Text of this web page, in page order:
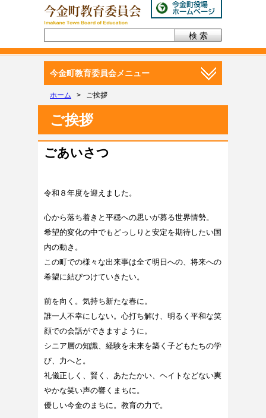
今金町教育委員会メニュー
ホーム > ご挨拶
ご挨拶
ごあいさつ
令和８年度を迎えました。
心から落ち着きと平穏への思いが募る世界情勢。
希望的変化の中でもどっしりと安定を期待したい国
内の動き。
この町での様々な出来事は全て明日への、将来への
希望に結びつけていきたい。
前を向く。気持ち新たな春に。
誰一人不幸にしない。心打ち解け、明るく平和な笑
顔での会話ができますように。
シニア層の知識、経験を未来を築く子どもたちの学
び、力へと。
礼儀正しく、賢く、あたたかい、ヘイトなどない爽
やかな笑い声の響くまちに。
優しい今金のまちに。教育の力で。